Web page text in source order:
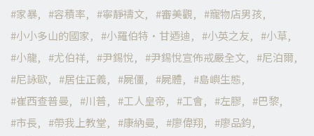
家暴
容積率 寧靜禱文 審美觀
寵物店男孩
小小多山的國家
小羅伯特·甘迺迪 小英之友
小草
小龍
尤伯祥 尹錫悅 尹錫悅宣佈戒嚴全文
尼泊爾
尼詠歐
居住正義 屍僵 屍體
島嶼生態
崔西查普曼
川普 工人皇帝 工會 左膠
巴黎
市長
帶我上教堂 康納曼 廖偉翔
廖品鈞